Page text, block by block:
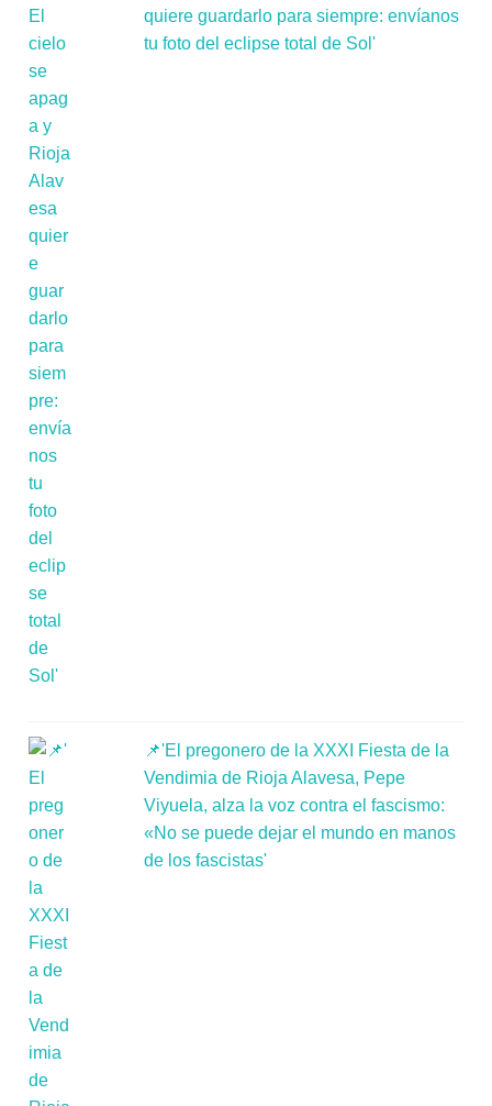
quiere guardarlo para siempre: envíanos
tu foto del eclipse total de Sol'
📌'El pregonero de la XXXI Fiesta de la
Vendimia de Rioja Alavesa, Pepe
Viyuela, alza la voz contra el fascismo:
«No se puede dejar el mundo en manos
de los fascistas'